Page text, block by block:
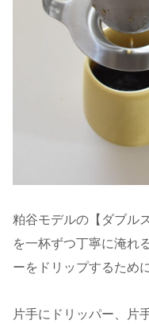
粕谷モデルの【ダブル
を一杯ずつ丁寧に淹れ
ーをドリップするため
片手にドリッパー、片